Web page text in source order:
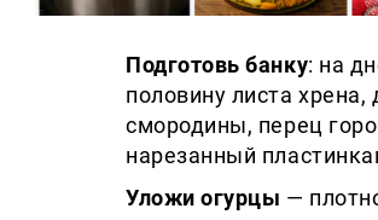
Подготовь банку: на
половину листа хрена,
смородины, перец
нарезанный
Уложи огурцы —